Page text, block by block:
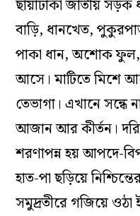
ছায়াঢাকা জাতীয়
বাড়ি, ধানখেত,
পাকা ধান, অশোক
আসে। মাটিতে মিশে
তেভাগা। এখানে
আজান আর কীর্তন।
শরণাপন্ন হয় আপদে-
হাত-পা ছড়িয়ে
সমুদ্রতীরে গজিয়ে ওঠা